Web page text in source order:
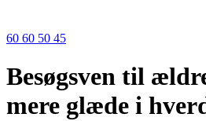
60 60 50 45
Besøgsven til
mere glæde i